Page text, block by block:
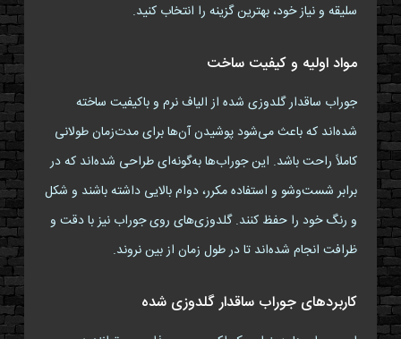
سلیقه و نیاز خود، بهترین گزینه را انتخاب کنید.
مواد اولیه و کیفیت ساخت
جوراب ساقدار گلدوزی شده از الیاف نرم و باکیفیت ساخته
شده‌اند که باعث می‌شود پوشیدن آن‌ها برای مدت‌زمان طولانی
کاملاً راحت باشد. این جوراب‌ها به‌گونه‌ای طراحی شده‌اند که در
برابر شست‌وشو و استفاده مکرر، دوام بالایی داشته باشند و شکل
و رنگ خود را حفظ کنند. گلدوزی‌های روی جوراب نیز با دقت و
ظرافت انجام شده‌اند تا در طول زمان از بین نروند.
کاربردهای جوراب ساقدار گلدوزی شده